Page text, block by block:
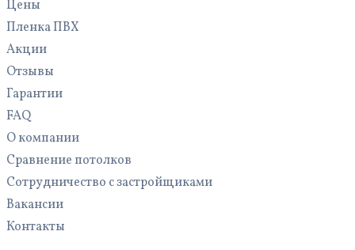
Цены
Пленка ПВХ
Акции
Отзывы
Гарантии
FAQ
О компании
Сравнение потолков
Сотрудничество с застройщиками
Вакансии
Контакты